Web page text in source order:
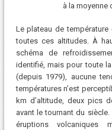
à la moyenne
Le plateau de température
toutes ces altitudes. À
schéma de
identifié, mais pour toute
(depuis 1979), aucune
températures n’est
km d’altitude, deux pics
avant le tournant du
éruptions volcaniques